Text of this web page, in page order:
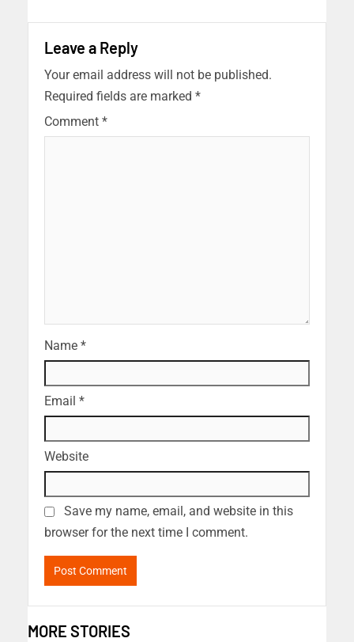
Leave a Reply
Your email address will not be published.
Required fields are marked *
Comment *
Name *
Email *
Website
Save my name, email, and website in this
browser for the next time I comment.
MORE STORIES